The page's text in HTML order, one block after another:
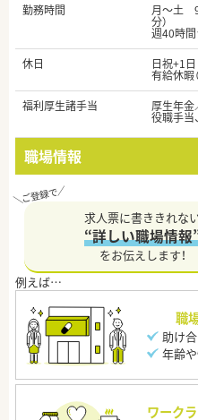
勤務時間
月～土 9
分）
週40時
休日
日祝+1日
有給休暇
福利厚生諸手当
厚生年金
役職手当
職場情報
求人票に書ききれな
“詳しい職場情報
をお伝えします！
職
助け
年齢
ワーク